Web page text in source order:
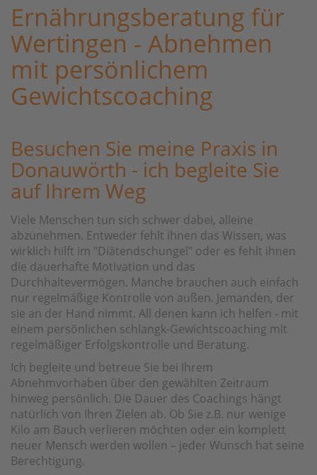
Ernährungsberatung für
Wertingen - Abnehmen
mit persönlichem
Gewichtscoaching
Besuchen Sie meine Praxis in
Donauwörth - ich begleite Sie
auf Ihrem Weg
Viele Menschen tun sich schwer dabei, alleine
abzunehmen. Entweder fehlt ihnen das Wissen, was
wirklich hilft im "Diätendschungel" oder es fehlt ihnen
die dauerhafte Motivation und das
Durchhaltevermögen. Manche brauchen auch einfach
nur regelmäßige Kontrolle von außen. Jemanden, der
sie an der Hand nimmt. All denen kann ich helfen - mit
einem persönlichen schlangk-Gewichtscoaching mit
regelmäßiger Erfolgskontrolle und Beratung.
Ich begleite und betreue Sie bei Ihrem
Abnehmvorhaben über den gewählten Zeitraum
hinweg persönlich. Die Dauer des Coachings hängt
natürlich von Ihren Zielen ab. Ob Sie z.B. nur wenige
Kilo am Bauch verlieren möchten oder ein komplett
neuer Mensch werden wollen – jeder Wunsch hat seine
Berechtigung.